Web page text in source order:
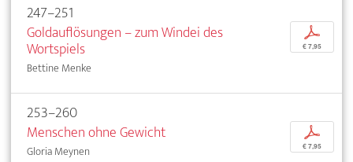
247–251
Goldauflösungen – zum Windei des
Wortspiels
Bettine Menke
p
€ 7,95
253–260
Menschen ohne Gewicht
Gloria Meynen
p
€ 7,95